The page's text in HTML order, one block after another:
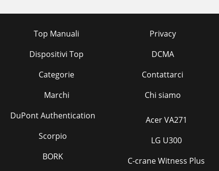
Top Manuali
Dispositivi Top
Categorie
Marchi
Privacy
DCMA
Contattarci
Chi siamo
DuPont Authentication
Scorpio
BORK
Acer VA271
LG U300
C-crane Witness Plus